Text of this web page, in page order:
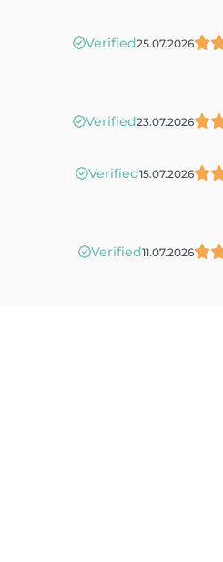
Verified25.07.2026
Verified23.07.2026
Verified15.07.2026
Verified11.07.2026